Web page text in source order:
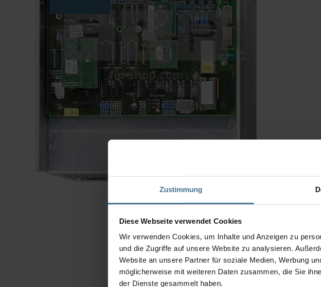
Zustimmung
Diese Webseite verwendet Cookies
Wir verwenden Cookies, um Inhalte und Anzeigen zu
und die Zugriffe auf unsere Website zu analysieren.
Website an unsere Partner für soziale Medien, Werbung
möglicherweise mit weiteren Daten zusammen, die Sie
der Dienste gesammelt haben.